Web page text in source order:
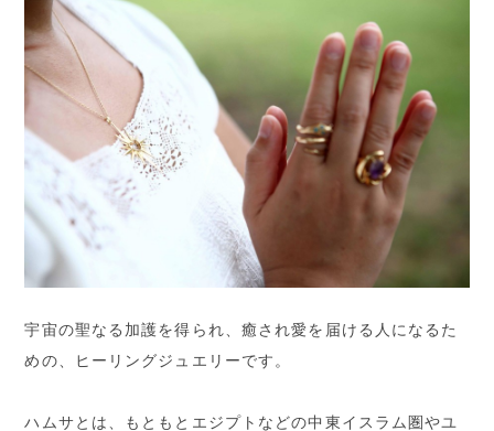
宇宙の聖なる加護を得られ、癒され愛を届ける人になるた
めの、ヒーリングジュエリーです。
ハムサとは、もともとエジプトなどの中東イスラム圏やユ